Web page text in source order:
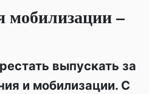
мобилизации –
выпускать за
и мобилизации. С